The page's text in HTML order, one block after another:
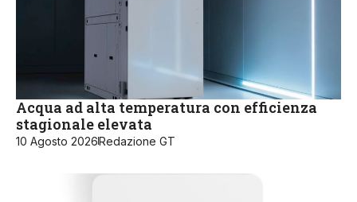
Acqua ad alta temperatura con efficienza
stagionale elevata
10 Agosto 2026Redazione GT